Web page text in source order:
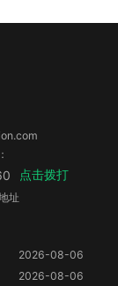
2026-08-06
2026-08-06
点击拨打
址